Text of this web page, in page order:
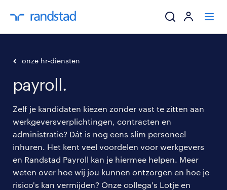
mijn carrière
over randstad
onze hr-diensten
payroll.
Zelf je kandidaten kiezen zonder vast te zitten aan
werkgeversverplichtingen, contracten en
administratie? Dát is nog eens slim personeel
inhuren. Het kent veel voordelen voor werkgevers
en Randstad Payroll kan je hiermee helpen. Meer
weten over hoe wij jou kunnen ontzorgen en hoe je
risico's kan vermijden? Onze collega's Lotje en